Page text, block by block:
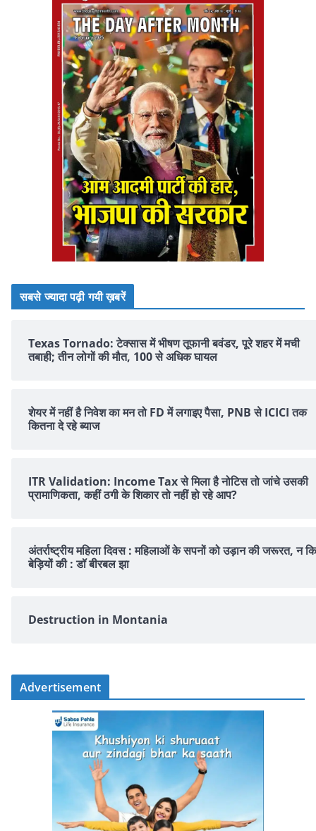
सबसे ज्यादा पढ़ी गयी ख़बरें
Texas Tornado: टेक्सास में भीषण तूफानी बवंडर, पूरे शहर में मची
तबाही; तीन लोगों की मौत, 100 से अधिक घायल
शेयर में नहीं है न‍िवेश का मन तो FD में लगाइए पैसा, PNB से ICICI तक
क‍ितना दे रहे ब्‍याज
ITR Validation: Income Tax से मिला है नोटिस तो जांचे उसकी
प्रामाणिकता, कहीं ठगी के शिकार तो नहीं हो रहे आप?
अंतर्राष्ट्रीय महिला दिवस : महिलाओं के सपनों को उड़ान की जरूरत, न कि
बेड़ियों की : डॉ बीरबल झा
Destruction in Montania
Advertisement